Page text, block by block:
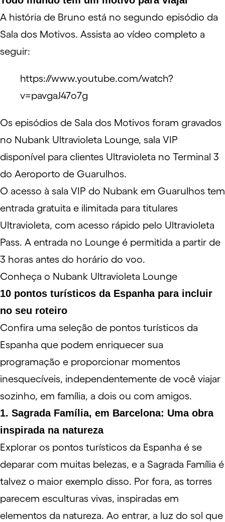
A história de Bruno está no segundo episódio da
Sala dos Motivos. Assista ao vídeo completo a
seguir:
https://www.youtube.com/watch?
v=pavgaJ47o7g
Os episódios de Sala dos Motivos foram gravados
no Nubank Ultravioleta Lounge, sala VIP
disponível para clientes Ultravioleta no Terminal 3
do Aeroporto de Guarulhos.
O acesso à sala VIP do Nubank em Guarulhos tem
entrada gratuita e ilimitada para titulares
Ultravioleta, com acesso rápido pelo Ultravioleta
Pass. A entrada no Lounge é permitida a partir de
3 horas antes do horário do voo.
Conheça o Nubank Ultravioleta Lounge
10 pontos turísticos da Espanha para incluir
no seu roteiro
Confira uma seleção de pontos turísticos da
Espanha que podem enriquecer sua
programação e proporcionar momentos
inesquecíveis, independentemente de você viajar
sozinho, em família, a dois ou com amigos.
1. Sagrada Família, em Barcelona: Uma obra
inspirada na natureza
Explorar os pontos turísticos da Espanha é se
deparar com muitas belezas, e a Sagrada Família é
talvez o maior exemplo disso. Por fora, as torres
parecem esculturas vivas, inspiradas em
elementos da natureza. Ao entrar, a luz do sol que